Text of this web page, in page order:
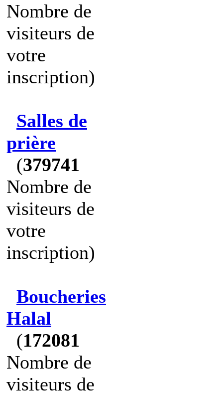
Nombre de
visiteurs de
votre
inscription)
Salles de
prière
(379741
Nombre de
visiteurs de
votre
inscription)
Boucheries
Halal
(172081
Nombre de
visiteurs de